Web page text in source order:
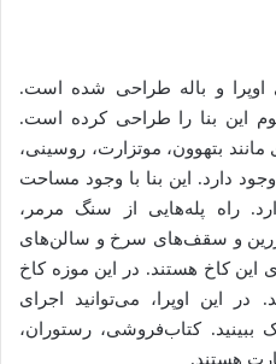
اوپرا و باله طراحی شده است.
این بنا را طراحی کرده است.
بتهوون، موتزارت، روسینی،
دارد. این بنا با وجود مساحت
ظرفیت دارد. راه پله‌هایی از سنگ مرمر،
و سقف‌های سرخ و سالن‌های
این کاخ هستند. در این موزه کاخ
در این اوپرا، می‌توانید اجرای
ببینید. کتاب‌فروشی، رستوران،
هستند.